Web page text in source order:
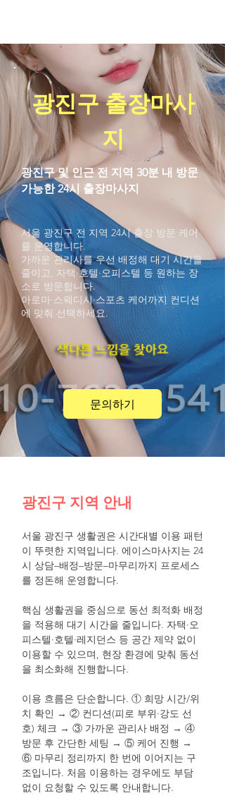
광진구 출장마사
지
광진구 및 인근 전 지역 30분 내 방문
가능한 24시 출장마사지
서울 광진구 전 지역 24시 출장 방문 케어
를 운영합니다.
가까운 관리사를 우선 배정해 대기 시간을
줄이고, 자택·호텔·오피스텔 등 원하는 장
소로 방문합니다.
아로마·스웨디시·스포츠 케어까지 컨디션
에 맞춰 선택하세요.
문의하기
광진구 지역 안내
서울 광진구 생활권은 시간대별 이용 패턴
이 뚜렷한 지역입니다. 에이스마사지는 24
시 상담–배정–방문–마무리까지 프로세스
를 정돈해 운영합니다.
핵심 생활권을 중심으로 동선 최적화 배정
을 적용해 대기 시간을 줄입니다. 자택·오
피스텔·호텔·레지던스 등 공간 제약 없이
이용할 수 있으며, 현장 환경에 맞춰 동선
을 최소화해 진행합니다.
이용 흐름은 단순합니다. ① 희망 시간/위
치 확인 → ② 컨디션(피로 부위·강도 선
호) 체크 → ③ 가까운 관리사 배정 → ④
방문 후 간단한 세팅 → ⑤ 케어 진행 →
⑥ 마무리 정리까지 한 번에 이어지는 구
조입니다. 처음 이용하는 경우에도 부담
없이 요청할 수 있도록 안내합니다.